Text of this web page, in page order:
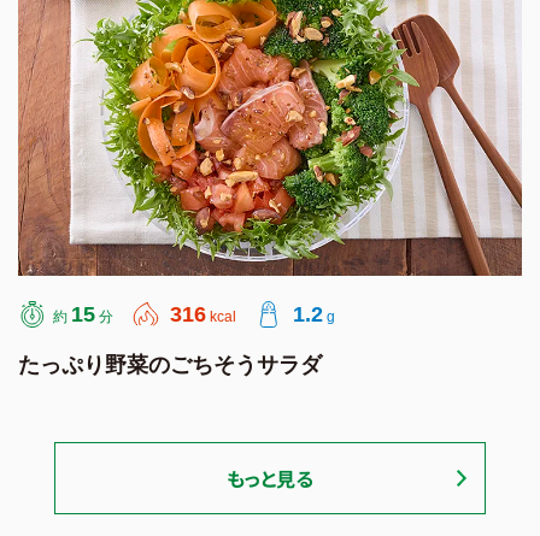
約 15 分 316 kcal 1.2 g
たっぷり野菜のごちそうサラダ
もっと見る